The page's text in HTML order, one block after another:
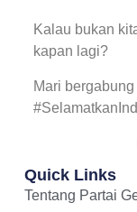
Kalau bukan
kapan lagi?
Mari
Quick Links
Tentang Partai